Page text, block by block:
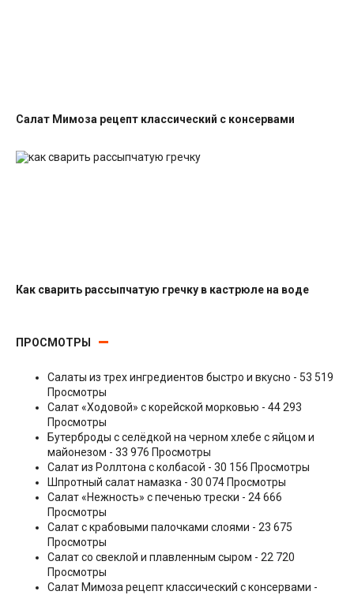
Салат Мимоза рецепт классический с консервами
Как сварить рассыпчатую гречку в кастрюле на воде
ПРОСМОТРЫ
Салаты из трех ингредиентов быстро и вкусно - 53 519
Просмотры
Салат «Ходовой» с корейской морковью - 44 293
Просмотры
Бутерброды с селёдкой на черном хлебе с яйцом и
майонезом - 33 976 Просмотры
Салат из Роллтона с колбасой - 30 156 Просмотры
Шпротный салат намазка - 30 074 Просмотры
Салат «Нежность» с печенью трески - 24 666
Просмотры
Салат с крабовыми палочками слоями - 23 675
Просмотры
Салат со свеклой и плавленным сыром - 22 720
Просмотры
Салат Мимоза рецепт классический с консервами -